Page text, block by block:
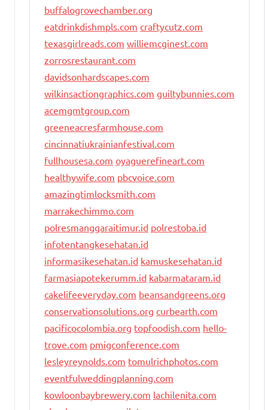
buffalogrovechamber.org
eatdrinkdishmpls.com craftycutz.com
texasgirlreads.com williemcginest.com
zorrosrestaurant.com
davidsonhardscapes.com
wilkinsactiongraphics.com guiltybunnies.com
acemgmtgroup.com
greeneacresfarmhouse.com
cincinnatiukrainianfestival.com
fullhousesa.com oyaguerefineart.com
healthywife.com pbcvoice.com
amazingtimlocksmith.com
marrakechimmo.com
polresmanggaraitimur.id polrestoba.id
infotentangkesehatan.id
informasikesehatan.id kamuskesehatan.id
farmasiapotekerumm.id kabarmataram.id
cakelifeeveryday.com beansandgreens.org
conservationsolutions.org curbearth.com
pacificocolombia.org topfoodish.com hello-
trove.com pmigconference.com
lesleyreynolds.com tomulrichphotos.com
eventfulweddingplanning.com
kowloonbaybrewery.com lachilenita.com